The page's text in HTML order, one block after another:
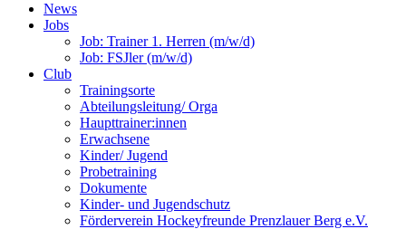
News
Jobs
Job: Trainer 1. Herren (m/w/d)
Job: FSJler (m/w/d)
Club
Trainingsorte
Abteilungsleitung/ Orga
Haupttrainer:innen
Erwachsene
Kinder/ Jugend
Probetraining
Dokumente
Kinder- und Jugendschutz
Förderverein Hockeyfreunde Prenzlauer Berg e.V.